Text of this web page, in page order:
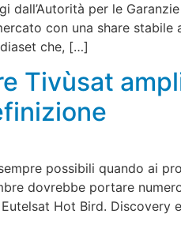
dall’Autorità per le
con una share stabile
che, […]
Tivùsat
possibili quando ai
dovrebbe portare
Hot Bird. Discovery